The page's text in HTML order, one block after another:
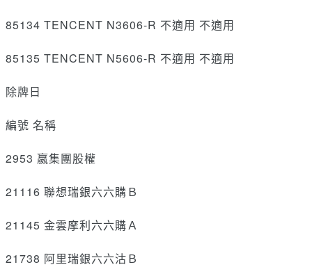
85134 TENCENT N3606-R 不適用 不適用
85135 TENCENT N5606-R 不適用 不適用
除牌日
編號 名稱
2953 嬴集團股權
21116 聯想瑞銀六六購Ｂ
21145 金雲摩利六六購Ａ
21738 阿里瑞銀六六沽Ｂ